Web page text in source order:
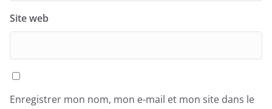
Site web
Enregistrer mon nom, mon e-mail et mon site dans le